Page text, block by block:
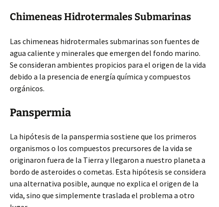
Chimeneas Hidrotermales Submarinas
Las chimeneas hidrotermales submarinas son fuentes de
agua caliente y minerales que emergen del fondo marino.
Se consideran ambientes propicios para el origen de la vida
debido a la presencia de energía química y compuestos
orgánicos.
Panspermia
La hipótesis de la panspermia sostiene que los primeros
organismos o los compuestos precursores de la vida se
originaron fuera de la Tierra y llegaron a nuestro planeta a
bordo de asteroides o cometas. Esta hipótesis se considera
una alternativa posible, aunque no explica el origen de la
vida, sino que simplemente traslada el problema a otro